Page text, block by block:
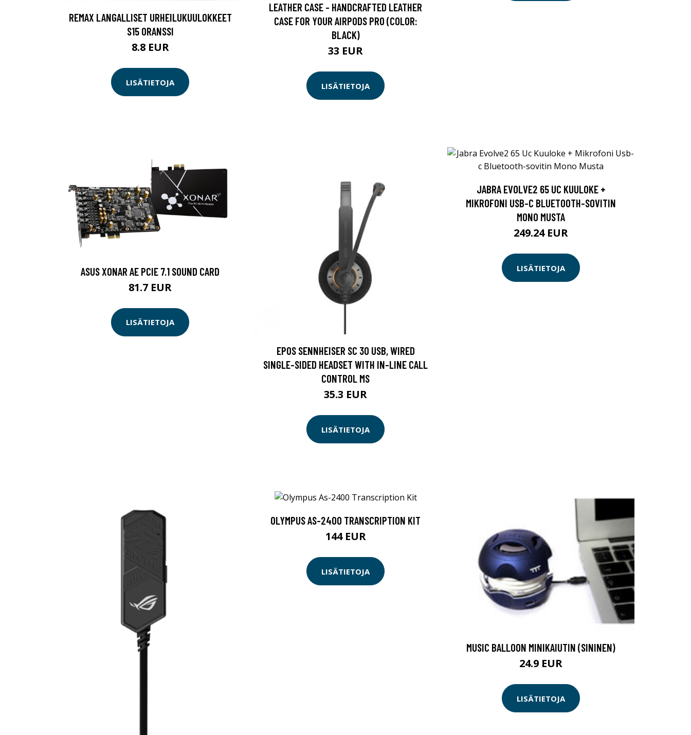
REMAX LANGALLISET URHEILUKUULOKKEET
S15 ORANSSI
8.8 EUR
LISÄTIETOJA
LEATHER CASE - HANDCRAFTED LEATHER
CASE FOR YOUR AIRPODS PRO (COLOR:
BLACK)
33 EUR
LISÄTIETOJA
ASUS XONAR AE PCIE 7.1 SOUND CARD
81.7 EUR
LISÄTIETOJA
EPOS SENNHEISER SC 30 USB, WIRED
SINGLE-SIDED HEADSET WITH IN-LINE CALL
CONTROL MS
35.3 EUR
LISÄTIETOJA
JABRA EVOLVE2 65 UC KUULOKE +
MIKROFONI USB-C BLUETOOTH-SOVITIN
MONO MUSTA
249.24 EUR
LISÄTIETOJA
OLYMPUS AS-2400 TRANSCRIPTION KIT
144 EUR
LISÄTIETOJA
MUSIC BALLOON MINIKAIUTIN (SININEN)
24.9 EUR
LISÄTIETOJA